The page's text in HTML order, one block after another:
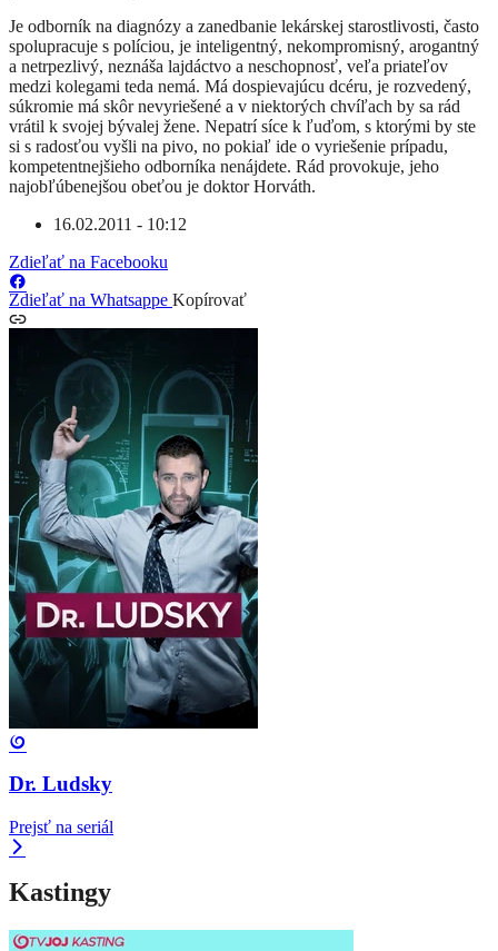
Je odborník na diagnózy a zanedbanie lekárskej starostlivosti, často
spolupracuje s políciou, je inteligentný, nekompromisný, arogantný
a netrpezlivý, neznáša lajdáctvo a neschopnosť, veľa priateľov
medzi kolegami teda nemá. Má dospievajúcu dcéru, je rozvedený,
súkromie má skôr nevyriešené a v niektorých chvíľach by sa rád
vrátil k svojej bývalej žene. Nepatrí síce k ľuďom, s ktorými by ste
si s radosťou vyšli na pivo, no pokiaľ ide o vyriešenie prípadu,
kompetentnejšieho odborníka nenájdete. Rád provokuje, jeho
najobľúbenejšou obeťou je doktor Horváth.
16.02.2011 - 10:12
Zdieľať na Facebooku
Zdieľať na Whatsappe Kopírovať
Dr. Ludsky
Prejsť na seriál
Kastingy